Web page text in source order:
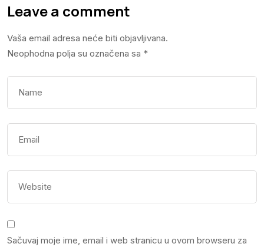
Leave a comment
Vaša email adresa neće biti objavljivana.
Neophodna polja su označena sa *
Sačuvaj moje ime, email i web stranicu u ovom browseru za